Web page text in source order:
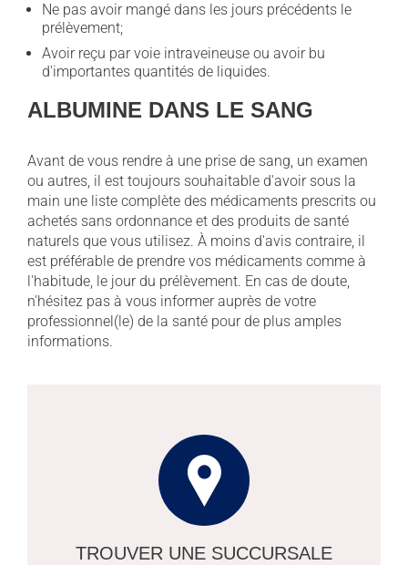
Ne pas avoir mangé dans les jours précédents le
prélèvement;
Avoir reçu par voie intraveineuse ou avoir bu
d'importantes quantités de liquides.
ALBUMINE DANS LE SANG
Avant de vous rendre à une prise de sang, un examen
ou autres, il est toujours souhaitable d'avoir sous la
main une liste complète des médicaments prescrits ou
achetés sans ordonnance et des produits de santé
naturels que vous utilisez. À moins d'avis contraire, il
est préférable de prendre vos médicaments comme à
l'habitude, le jour du prélèvement. En cas de doute,
n'hésitez pas à vous informer auprès de votre
professionnel(le) de la santé pour de plus amples
informations.
TROUVER UNE SUCCURSALE